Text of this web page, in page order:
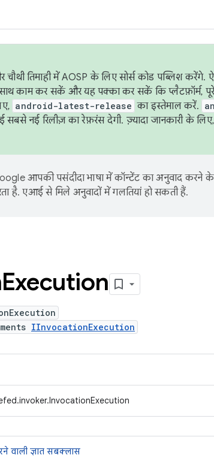
तिमाही में AOSP के लिए सोर्स कोड पब्लिश करेंगे.
काम कर सकें और यह पक्का कर सकें कि प्लैटफ़ॉर्म, पूरे
android-latest-release का इस्तेमाल करें.
सबसे नई रिलीज़ का रेफ़रंस देगी. ज़्यादा जानकारी के
आपकी पसंदीदा भाषा में कॉन्टेंट का अनुवाद करने
है. एआई से मिले अनुवादों में गलतियां हो सकती हैं.
Execution
IInvocationExecution
वाली ज्ञात सबक्लास